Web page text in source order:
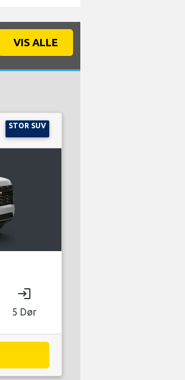
VIS ALLE
STOR SUV
login
5 Dør